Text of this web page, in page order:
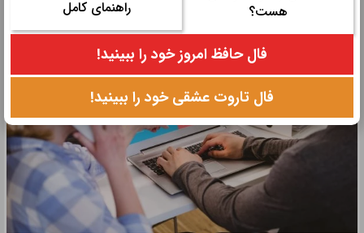
هست؟
راهنمای کامل
فال حافظ امروز خود را ببینید!
فال تاروت عشقی خود را ببینید!